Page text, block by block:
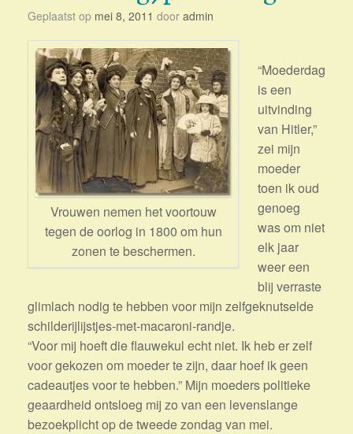
Geplaatst op mei 8, 2011 door admin
Vrouwen nemen het voortouw
tegen de oorlog in 1800 om hun
zonen te beschermen.
“Moederdag
is een
uitvinding
van Hitler,”
zei mijn
moeder
toen ik oud
genoeg
was om niet
elk jaar
weer een
blij verraste
glimlach nodig te hebben voor mijn zelfgeknutselde
schilderijlijstjes-met-macaroni-randje.
“Voor mij hoeft die flauwekul echt niet. Ik heb er zelf
voor gekozen om moeder te zijn, daar hoef ik geen
cadeautjes voor te hebben.” Mijn moeders politieke
geaardheid ontsloeg mij zo van een levenslange
bezoekplicht op de tweede zondag van mei.